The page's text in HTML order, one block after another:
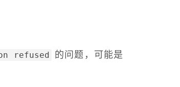
refused
的问题，可能是